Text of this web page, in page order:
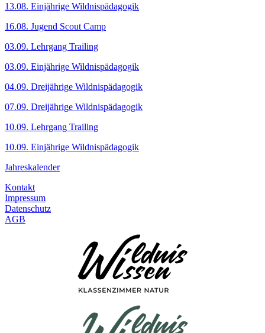
13.08. Einjährige Wildnispädagogik
16.08. Jugend Scout Camp
03.09. Lehrgang Trailing
03.09. Einjährige Wildnispädagogik
04.09. Dreijährige Wildnispädagogik
07.09. Dreijährige Wildnispädagogik
10.09. Lehrgang Trailing
10.09. Einjährige Wildnispädagogik
Jahreskalender
Kontakt
Impressum
Datenschutz
AGB